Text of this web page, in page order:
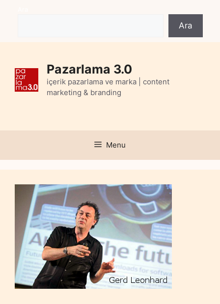
Ara
Pazarlama 3.0
içerik pazarlama ve marka | content
marketing & branding
Menu